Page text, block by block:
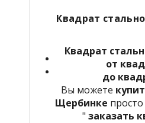
Квадрат
Квадрат
от
до
Вы можете
Щербинке
" заказать